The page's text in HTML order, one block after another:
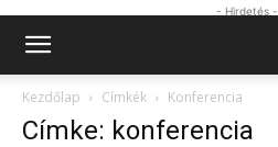
- Hirdetés -
Kezdőlap Címkék Konferencia
Címke: konferencia